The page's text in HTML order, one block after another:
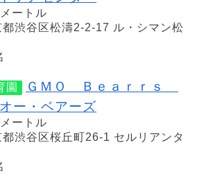
ートル
渋谷区松濤2-2-17 ル・シマン松
園
ＧＭＯ Ｂｅａｒｒｓ
ー・ベアーズ
ートル
渋谷区桜丘町26-1 セルリアンタ